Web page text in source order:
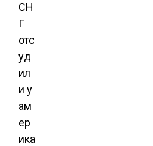
СН
Г
отс
уд
ил
и у
ам
ер
ика